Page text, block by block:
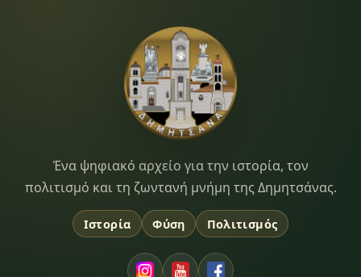
Dimitsana.gr
Ένα ψηφιακό αρχείο για την ιστορία, τον
πολιτισμό και τη ζωντανή μνήμη της Δημητσάνας.
Ιστορία Φύση Πολιτισμός